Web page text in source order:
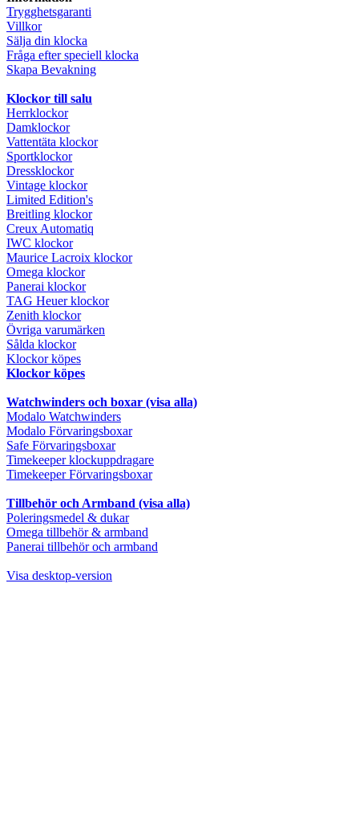
Trygghetsgaranti
Villkor
Sälja din klocka
Fråga efter speciell klocka
Skapa Bevakning
Klockor till salu
Herrklockor
Damklockor
Vattentäta klockor
Sportklockor
Dressklockor
Vintage klockor
Limited Edition's
Breitling klockor
Creux Automatiq
IWC klockor
Maurice Lacroix klockor
Omega klockor
Panerai klockor
TAG Heuer klockor
Zenith klockor
Övriga varumärken
Sålda klockor
Klockor köpes
Klockor köpes
Watchwinders och boxar (visa alla)
Modalo Watchwinders
Modalo Förvaringsboxar
Safe Förvaringsboxar
Timekeeper klockuppdragare
Timekeeper Förvaringsboxar
Tillbehör och Armband (visa alla)
Poleringsmedel & dukar
Omega tillbehör & armband
Panerai tillbehör och armband
Visa desktop-version